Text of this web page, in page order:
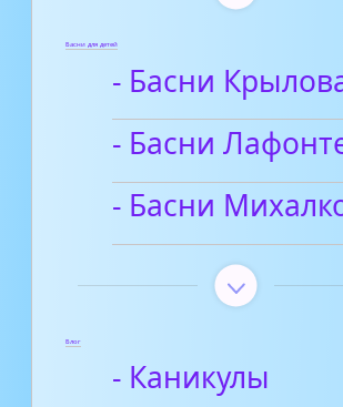
Басни для детей
- Басни
- Басни
- Басни
Блог
- Каникулы